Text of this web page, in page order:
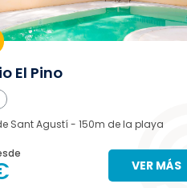
El Pino
Sant Agustí- 150m de la playa
VER MÁS